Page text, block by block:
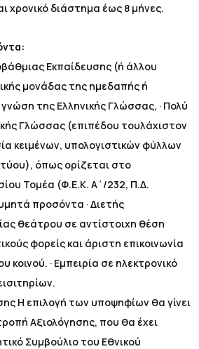
χρονικό διάστημα έως 8 μήνες.
Εκπαίδευσης (ή άλλου
μονάδας της ημεδαπής ή
της Ελληνικής Γλώσσας, · Πολύ
Γλώσσας (επιπέδου τουλάχιστον
κειμένων, υπολογιστικών φύλλων
όπως ορίζεται στο
Τομέα (Φ.Ε.Κ. Α΄/232, Π.Δ.
προσόντα · Διετής
θεάτρου σε αντίστοιχη θέση
φορείς και άριστη επικοινωνία
· Εμπειρία σε ηλεκτρονικό
Η επιλογή των υποψηφίων θα γίνει
Αξιολόγησης, που θα έχει
Συμβούλιο του Εθνικού